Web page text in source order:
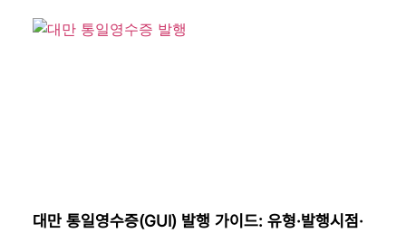
대만 통일영수증(GUI) 발행 가이드: 유형·발행시점·